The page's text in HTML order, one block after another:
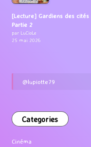
[Lecture] Gardiens des
Partie 2
par LuCioLe
25 mai 2026
@lupiotte79
Categories
Cinéma